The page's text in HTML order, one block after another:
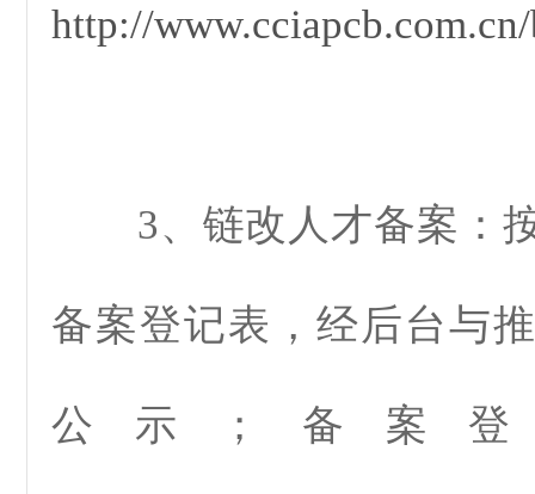
http://
3、链改人才备案：
备案登记表，经后台与
公示； 备案